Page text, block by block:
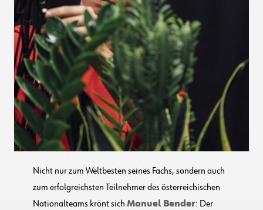
Nicht nur zum Weltbesten seines Fachs, sondern auch
zum erfolgreichsten Teilnehmer des österreichischen
Nationalteams krönt sich Manuel Bender: Der